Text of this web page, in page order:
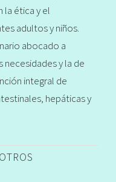
la ética y el
adultos y niños.
abocado a
necesidades y la de
integral de
hepáticas y